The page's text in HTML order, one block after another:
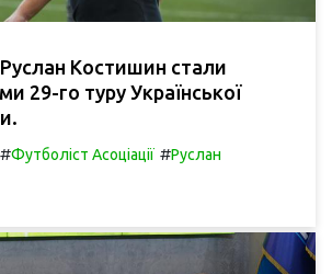
Руслан Костишин стали
29-го туру Української
#Футболіст Асоціації #Руслан